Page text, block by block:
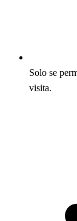
Solo se
visita.